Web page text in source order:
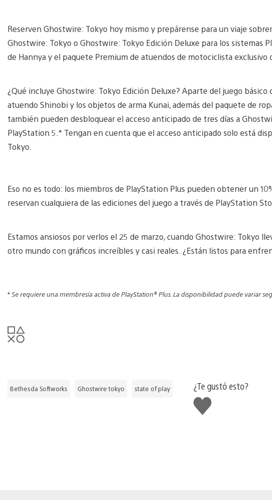
Reserven Ghostwire: Tokyo hoy mismo y prepárense para un viaje
Ghostwire: Tokyo o Ghostwire: Tokyo Edición Deluxe para los sistemas
de Hannya y el paquete Premium de atuendos de motociclista exclusivo
¿Qué incluye Ghostwire: Tokyo Edición Deluxe? Aparte del juego
atuendo Shinobi y los objetos de arma Kunai, además del paquete de
también pueden desbloquear el acceso anticipado de tres días a
PlayStation 5.* Tengan en cuenta que el acceso anticipado solo está
Tokyo.
Eso no es todo: los miembros de PlayStation Plus pueden obtener un
reservan cualquiera de las ediciones del juego a través de PlayStation
Estamos ansiosos por verlos el 25 de marzo, cuando Ghostwire: Tokyo
otro mundo con gráficos increíbles y casi reales. ¿Están listos para
*Se requiere una membresía activa de PlayStation® Plus. La disponibilidad puede variar
Bethesda Softworks Ghostwire tokyo state of play
¿Te gustó esto?
Me
gusta